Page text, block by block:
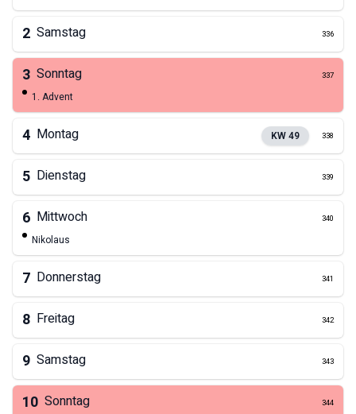
2 Samstag 336
3 Sonntag 337
1. Advent
4 Montag KW49 338
5 Dienstag 339
6 Mittwoch 340
Nikolaus
7 Donnerstag 341
8 Freitag 342
9 Samstag 343
10 Sonntag 344